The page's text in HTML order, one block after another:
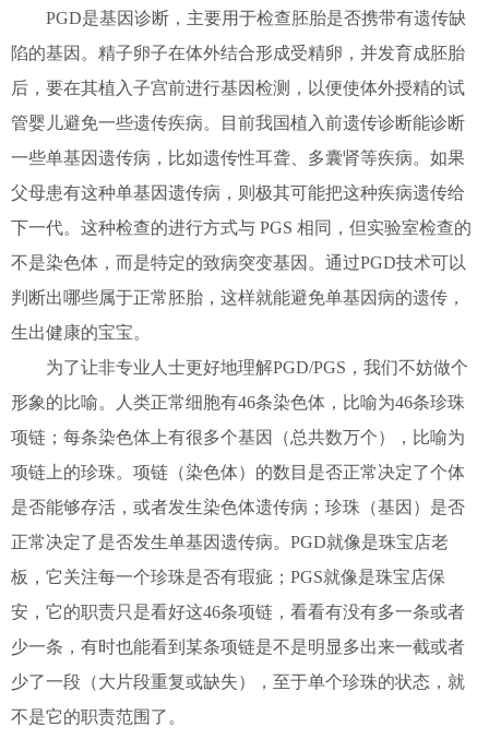
PGD是基因诊断，主要用于检查胚胎是否携带有遗传缺
陷的基因。精子卵子在体外结合形成受精卵，并发育成胚胎
后，要在其植入子宫前进行基因检测，以便使体外授精的试
管婴儿避免一些遗传疾病。目前我国植入前遗传诊断能诊断
一些单基因遗传病，比如遗传性耳聋、多囊肾等疾病。如果
父母患有这种单基因遗传病，则极其可能把这种疾病遗传给
下一代。这种检查的进行方式与 PGS 相同，但实验室检查的
不是染色体，而是特定的致病突变基因。通过PGD技术可以
判断出哪些属于正常胚胎，这样就能避免单基因病的遗传，
生出健康的宝宝。
为了让非专业人士更好地理解PGD/PGS，我们不妨做个
形象的比喻。人类正常细胞有46条染色体，比喻为46条珍珠
项链；每条染色体上有很多个基因（总共数万个），比喻为
项链上的珍珠。项链（染色体）的数目是否正常决定了个体
是否能够存活，或者发生染色体遗传病；珍珠（基因）是否
正常决定了是否发生单基因遗传病。PGD就像是珠宝店老
板，它关注每一个珍珠是否有瑕疵；PGS就像是珠宝店保
安，它的职责只是看好这46条项链，看看有没有多一条或者
少一条，有时也能看到某条项链是不是明显多出来一截或者
少了一段（大片段重复或缺失），至于单个珍珠的状态，就
不是它的职责范围了。